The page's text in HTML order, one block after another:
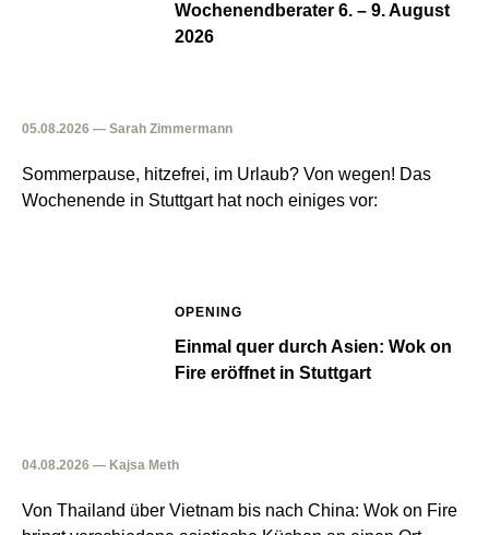
Wochenendberater 6. – 9. August
2026
05.08.2026 — Sarah Zimmermann
Sommerpause, hitzefrei, im Urlaub? Von wegen! Das
Wochenende in Stuttgart hat noch einiges vor:
OPENING
Einmal quer durch Asien: Wok on
Fire eröffnet in Stuttgart
04.08.2026 — Kajsa Meth
Von Thailand über Vietnam bis nach China: Wok on Fire